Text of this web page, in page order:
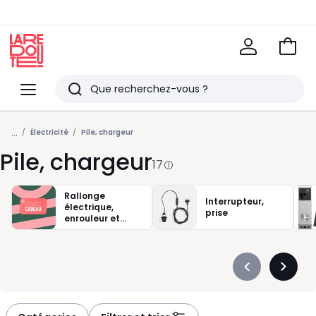
Menu
Redoute
Rechercher
Derniers
articles
vus
Voir
... Électricité Pile, chargeur
Pile, chargeur17
Rallonge
électrique,
enrouleur et
multiprise
Interrupteur,
prise
Précédent